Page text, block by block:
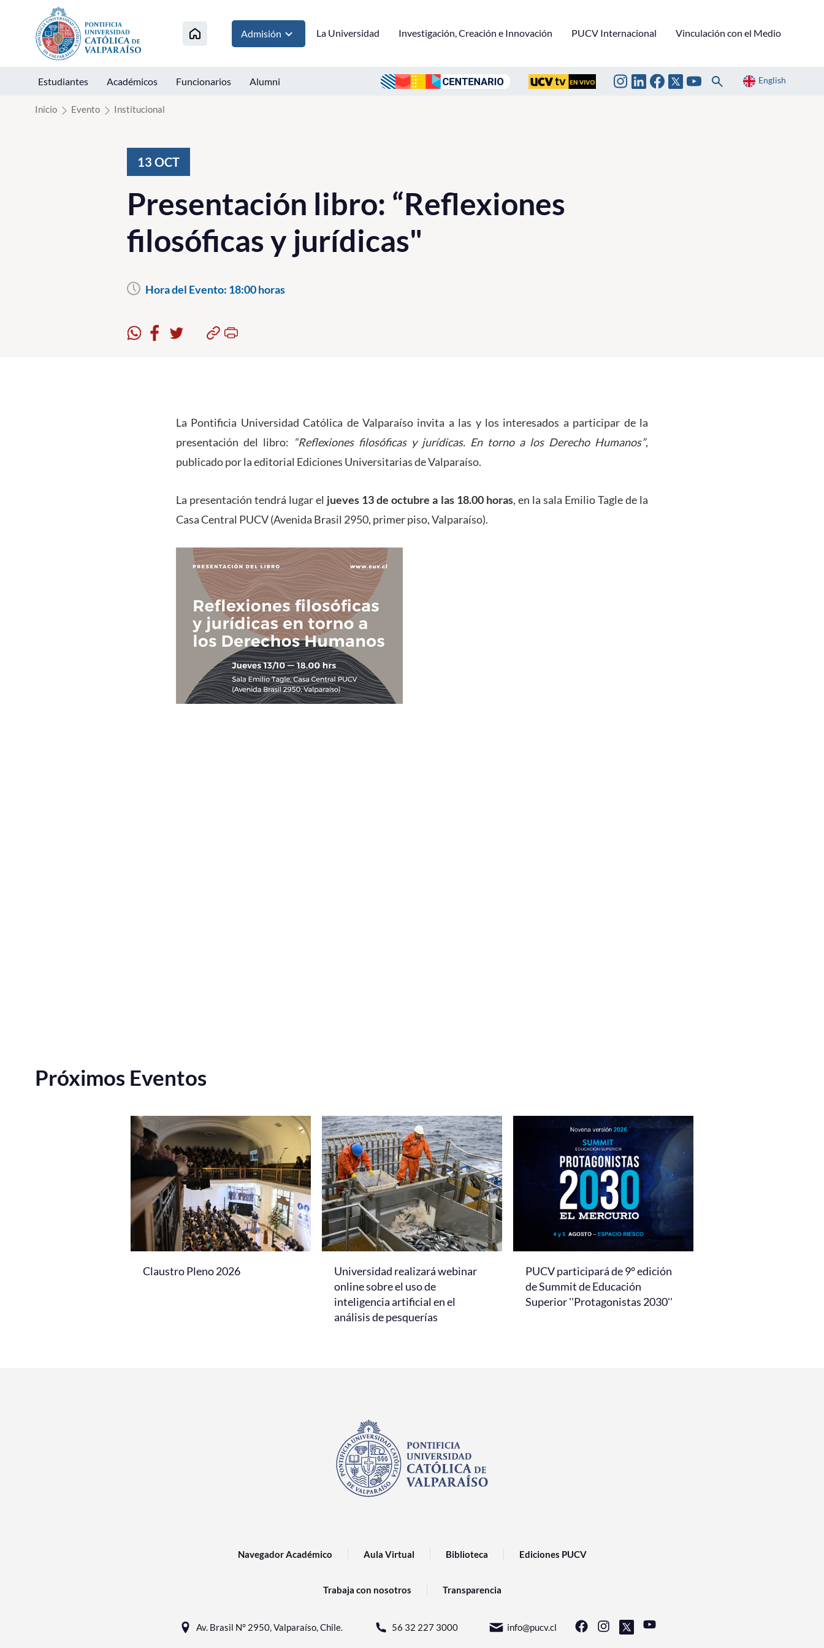
Click acá para ir directamente al contenido
Admisión La Universidad Investigación, Creación e Innovación PUCV Internacional Vinculación con el Medio
Estudiantes Académicos Funcionarios Alumni English
Inicio Evento Institucional
13 OCT
Presentación libro: “Reflexiones
filosóficas y jurídicas"
Hora del Evento: 18:00 horas
La Pontificia Universidad Católica de Valparaíso invita a las y los interesados a participar de la
presentación del libro: “Reflexiones filosóficas y jurídicas. En torno a los Derecho Humanos”,
publicado por la editorial Ediciones Universitarias de Valparaíso.
La presentación tendrá lugar el jueves 13 de octubre a las 18.00 horas, en la sala Emilio Tagle de la
Casa Central PUCV (Avenida Brasil 2950, primer piso, Valparaíso).
Próximos Eventos
Claustro Pleno 2026
Universidad realizará webinar
online sobre el uso de
inteligencia artificial en el
análisis de pesquerías
PUCV participará de 9° edición
de Summit de Educación
Superior ''Protagonistas 2030''
Navegador Académico Aula Virtual Biblioteca Ediciones PUCV
Trabaja con nosotros Transparencia
Av. Brasil N° 2950, Valparaíso, Chile. 56 32 227 3000 info@pucv.cl